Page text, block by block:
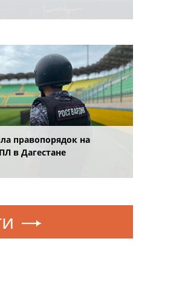
правопорядок на
в Дагестане